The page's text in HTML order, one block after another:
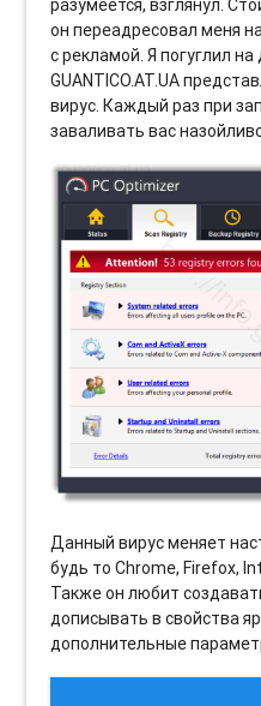
разумеется, взглянул.
он переадресовал меня
с рекламой. Я погуглил
GUANTICO.AT.UA
вирус. Каждый раз при
заваливать вас
Данный вирус меняет
будь то Chrome, Firefox,
Также он любит
дописывать в свойства
дополнительные